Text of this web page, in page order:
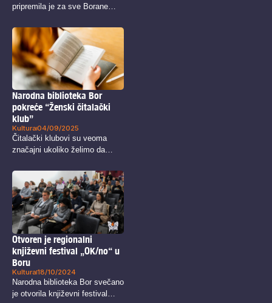
pripremila je za sve Borane
Narodna biblioteka Bor
pokreće “Ženski čitalački
klub”
Kultura04/09/2025
Čitalački klubovi su veoma
značajni ukoliko želimo da
Otvoren je regionalni
književni festival „OK/no“ u
Boru
Kultura18/10/2024
Narodna biblioteka Bor svečano
je otvorila književni festival